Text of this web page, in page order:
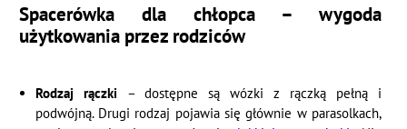
Spacerówka dla chłopca – wygoda
użytkowania przez rodziców
Rodzaj rączki – dostępne są wózki z rączką pełną i
podwójną. Drugi rodzaj pojawia się głównie w parasolkach,